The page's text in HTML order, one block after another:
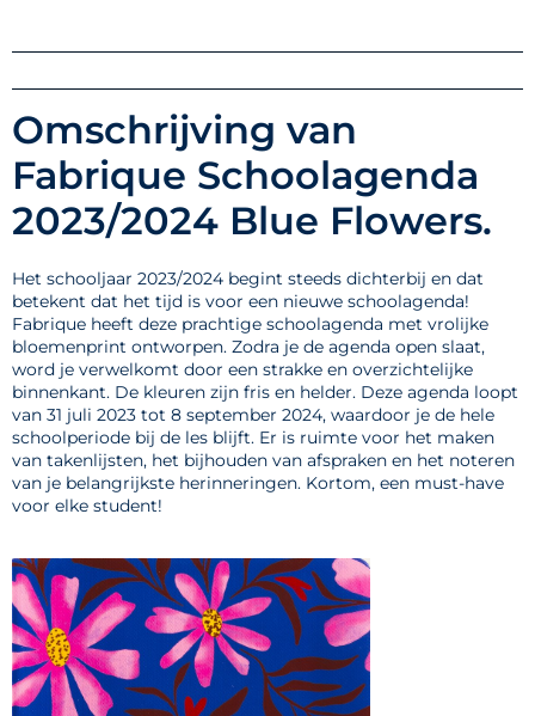
Omschrijving van
Fabrique Schoolagenda
2023/2024 Blue Flowers.
Het schooljaar 2023/2024 begint steeds dichterbij en dat
betekent dat het tijd is voor een nieuwe schoolagenda!
Fabrique heeft deze prachtige schoolagenda met vrolijke
bloemenprint ontworpen. Zodra je de agenda open slaat,
word je verwelkomt door een strakke en overzichtelijke
binnenkant. De kleuren zijn fris en helder. Deze agenda loopt
van 31 juli 2023 tot 8 september 2024, waardoor je de hele
schoolperiode bij de les blijft. Er is ruimte voor het maken
van takenlijsten, het bijhouden van afspraken en het noteren
van je belangrijkste herinneringen. Kortom, een must-have
voor elke student!